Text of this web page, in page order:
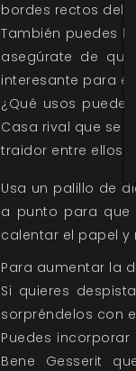
bordes rectos del
También puedes
asegúrate de
interesante para el
¿Qué usos
Casa rival que se
traidor entre ellos
Usa un palillo de
a punto para que
calentar el papel y
Para aumentar la
Si quieres
sorpréndelos con
Puedes
Bene Gesserit